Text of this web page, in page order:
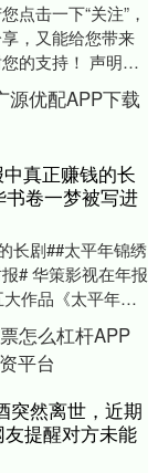
点击一下“关注”，
，又能给您带来
的支持！ 声明：
料，结合个人观
源优配APP下载
真正赚钱的长
卷一梦被写进
长剧##太平年锦绣
# 华策影视在年报
作品《太平年》
四喜》《心
怎么杠杆APP
平台
突然离世，近期
提醒对方未能